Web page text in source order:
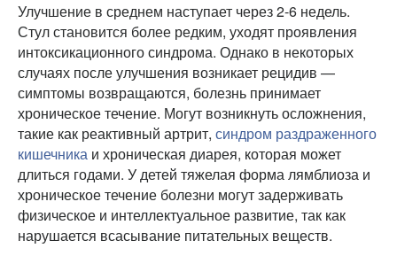
Улучшение в среднем наступает через 2-6 недель.
Стул становится более редким, уходят проявления
интоксикационного синдрома. Однако в некоторых
случаях после улучшения возникает рецидив —
симптомы возвращаются, болезнь принимает
хроническое течение. Могут возникнуть осложнения,
такие как реактивный артрит, синдром раздраженного
кишечника и хроническая диарея, которая может
длиться годами. У детей тяжелая форма лямблиоза и
хроническое течение болезни могут задерживать
физическое и интеллектуальное развитие, так как
нарушается всасывание питательных веществ.